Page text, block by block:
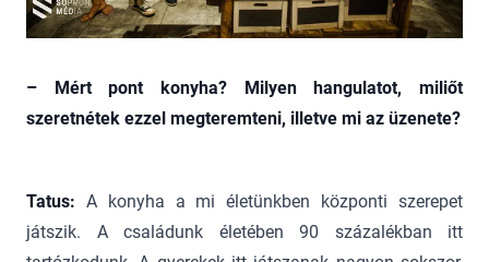
– Mért pont konyha? Milyen hangulatot, miliőt
szeretnétek ezzel megteremteni, illetve mi az üzenete?
Tatus: A konyha a mi életünkben központi szerepet
játszik. A családunk életében 90 százalékban itt